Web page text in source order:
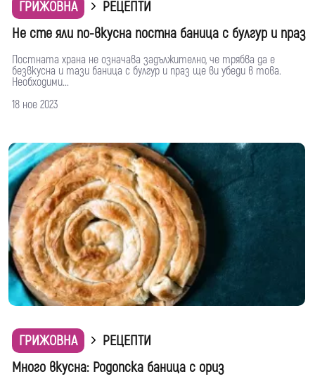
ГРИЖОВНА
РЕЦЕПТИ
Не сте яли по-вкусна постна баница с булгур и праз
Постната храна не означава задължително, че трябва да е
безвкусна и тази баница с булгур и праз ще ви убеди в това.
Необходими...
18 ное 2023
ГРИЖОВНА
РЕЦЕПТИ
Много вкусна: Родопска баница с ориз